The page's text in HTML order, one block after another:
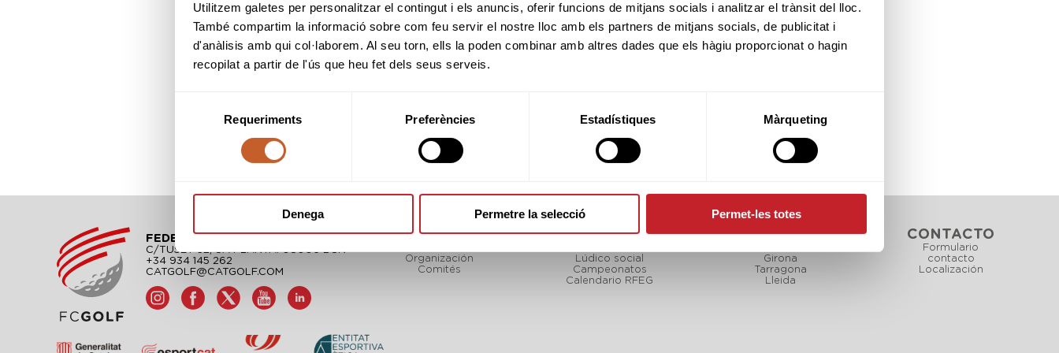
Utilitzem galetes per personalitzar el contingut i els anuncis, oferir funcions de mitjans socials i analitzar el trànsit del lloc.
També compartim la informació sobre com feu servir el nostre lloc amb els partners de mitjans socials, de publicitat i
d'anàlisis amb qui col·laborem. Al seu torn, ells la poden combinar amb altres dades que els hàgiu proporcionat o hagin
recopilat a partir de l'ús que heu fet dels seus serveis.
consentiment
Requeriments Preferències Estadístiques Màrqueting
Denega Permetre la selecció Permet-les totes
FEDERACIÓN CATALANA DE GOLF
C/TUSET 32, 8A PLANTA. 08006 BCN
+34 934 145 262
CATGOLF@CATGOLF.COM
FCGOLF
Organización
Comités
TORNEOS
Lúdico social
Campeonatos
Calendario RFEG
CAMPOS
Girona
Tarragona
Lleida
CONTACTO
Formulario
contacto
Localización